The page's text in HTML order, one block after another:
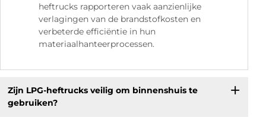
heftrucks rapporteren vaak aanzienlijke
verlagingen van de brandstofkosten en
verbeterde efficiëntie in hun
materiaalhanteerprocessen.
Zijn LPG-heftrucks veilig om binnenshuis te
gebruiken?